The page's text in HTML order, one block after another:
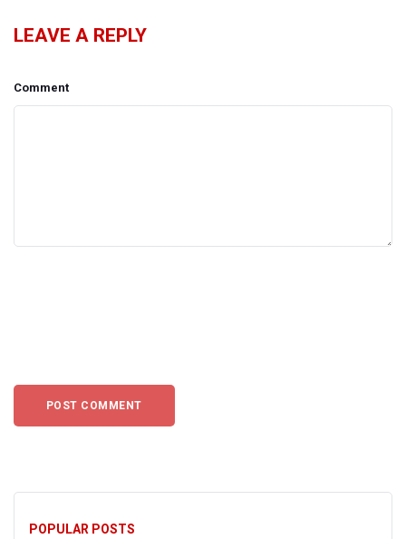
LEAVE A REPLY
Comment
POPULAR POSTS